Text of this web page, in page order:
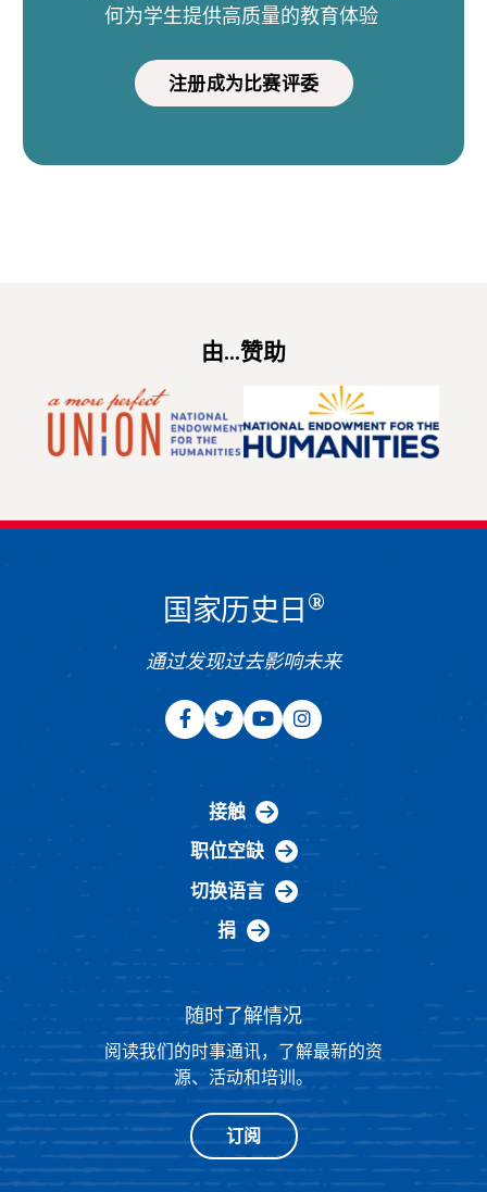
何为学生提供高质量的教育体验
注册成为比赛评委
由...赞助
国家历史日 ®
通过发现过去影响未来
接触
职位空缺
切换语言
捐
随时了解情况
阅读我们的时事通讯，了解最新的资
源、活动和培训。
订阅